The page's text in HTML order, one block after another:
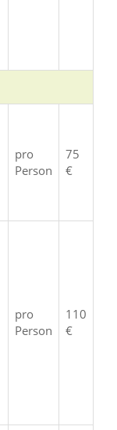
pro
Person
75
€
pro
Person
110
€